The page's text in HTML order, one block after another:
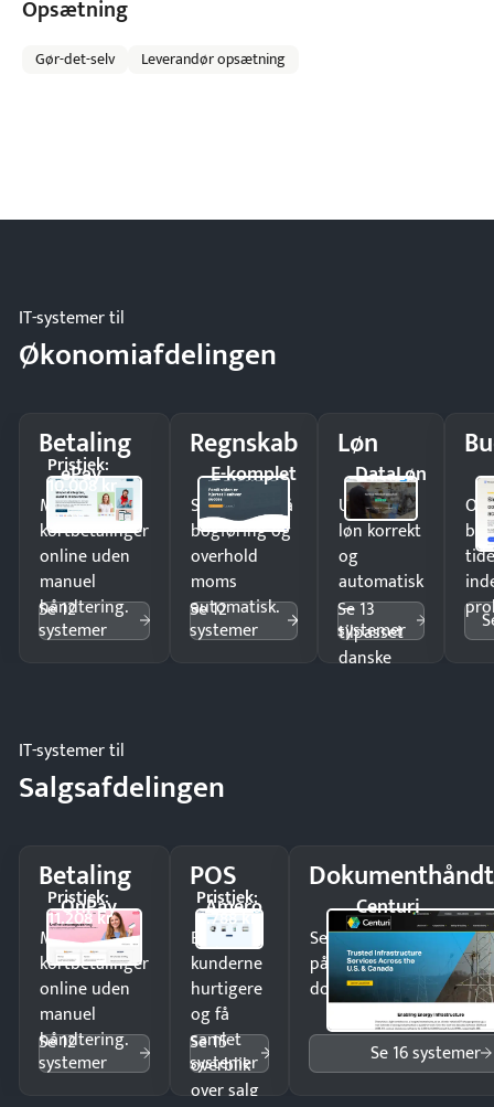
Opsætning
Gør-det-selv Leverandør opsætning
IT-systemer til
Økonomiafdelingen
Betaling
ePay
Pristjek:
10.008 kr
Modtag
kortbetalinger
online uden
manuel
håndtering.
Se 12
systemer
Regnskab
E-komplet
Spar timer på
bogføring og
overhold
moms
automatisk.
Se 12
systemer
Løn
DataLøn
Udbetal
løn korrekt
og
automatisk
—
tilpasset
danske
Se 13
systemer
IT-systemer til
Salgsafdelingen
Betaling
OnPay
Pristjek:
11.208 kr
Modtag
kortbetalinger
online uden
manuel
håndtering.
Se 12
systemer
POS
Amero
Pristjek:
4.788 kr
Ekspedér
kunderne
hurtigere
og få
samlet
overblik
over salg
Se 15
systemer
Centuri
Send kontrakter til
på minutter og mist
dokumenter.
Se 16 systemer